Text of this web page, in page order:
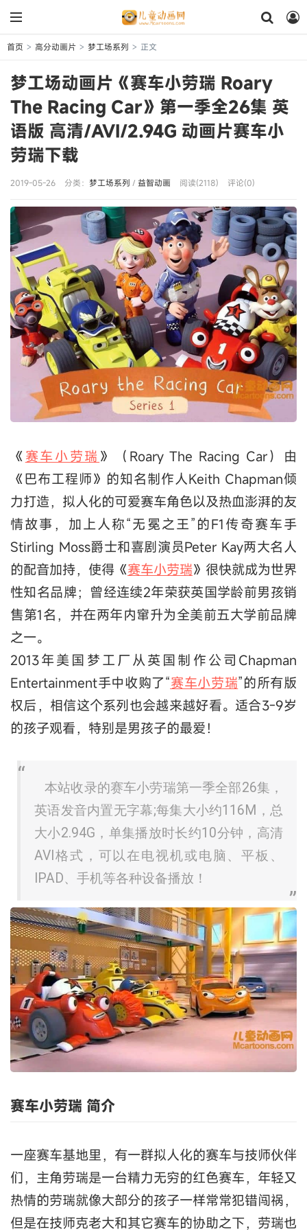
首页 > 高分动画片 > 梦工场系列 > 正文
梦工场动画片《赛车小劳瑞 Roary
The Racing Car》第一季全26集 英
语版 高清/AVI/2.94G 动画片赛车小
劳瑞下载
2019-05-26 分类： 梦工场系列 / 益智动画 阅读(2118) 评论(0)
《 赛车小劳瑞 》（Roary The Racing Car）由
《巴布工程师》的知名制作人Keith Chapman倾
力打造，拟人化的可爱赛车角色以及热血澎湃的友
情故事，加上人称“无冕之王”的F1传奇赛车手
Stirling Moss爵士和喜剧演员Peter Kay两大名人
的配音加持，使得《赛车小劳瑞》很快就成为世界
性知名品牌；曾经连续2年荣获英国学龄前男孩销
售第1名，并在两年内窜升为全美前五大学前品牌
之一。
2013年美国梦工厂从英国制作公司Chapman
Entertainment手中收购了“赛车小劳瑞”的所有版
权后，相信这个系列也会越来越好看。适合3-9岁
的孩子观看，特别是男孩子的最爱！
本站收录的赛车小劳瑞第一季全部26集，
英语发音内置无字幕;每集大小约116M，总
大小2.94G，单集播放时长约10分钟，高清
AVI格式，可以在电视机或电脑、平板、
IPAD、手机等各种设备播放！
赛车小劳瑞 简介
一座赛车基地里，有一群拟人化的赛车与技师伙伴
们，主角劳瑞是一台精力无穷的红色赛车，年轻又
热情的劳瑞就像大部分的孩子一样常常犯错闯祸，
但是在技师克老大和其它赛车的协助之下，劳瑞也